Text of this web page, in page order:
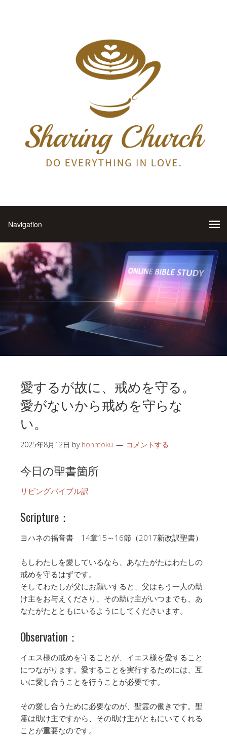
愛するが故に、戒めを守る。
愛がないから戒めを守らな
い。
2025年8月12日 by honmoku コメントする
今日の聖書箇所
リビングバイブル訳
Scripture：
ヨハネの福音書 14章15～16節（2017新改訳聖書）
もしわたしを愛しているなら、あなたがたはわたしの
戒めを守るはずです。
そしてわたしが父にお願いすると、父はもう一人の助
け主をお与えくださり、その助け主がいつまでも、あ
なたがたとともにいるようにしてくださいます。
Observation：
イエス様の戒めを守ることが、イエス様を愛すること
につながります。愛することを実行するためには、互
いに愛し合うことを行うことが必要です。
その愛し合うために必要なのが、聖霊の働きです。聖
霊は助け主ですから、その助け主がともにいてくれる
ことが重要なのです。